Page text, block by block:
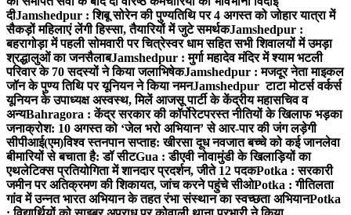
दीJamshedpur : शिबू सोरेन की पुण्यतिथि पर 4 अगस्त को जोहार यात्रा में
सैकड़ों महिलाएं लेंगी हिस्सा, तैयारियों में जुटे समर्थकJamshedpur :
बहरागोड़ा में पहली सोमवारी पर चित्रेस्वर धाम सहित सभी शिवालयों में उमड़ा
श्रद्धालुओं का जनसैलाबJamshedpur : मुर्गा महादेव मंदिर में श्याम भटली
परिवार के 70 सदस्यों ने किया जलाभिषेकJamshedpur : मजदूर नेता माइकल
जॉन के पुण्य तिथि पर यूनियन ने किया नमनJamshedpur टाटा मोटर्स वर्कर्स
यूनियन के उपाध्यक्ष अस्वस्थ, मिलें आजसू पार्टी के केंद्रीय महासचिव व
अन्यBahragora : केंद्र सरकार की कॉर्पोरेटपरस्त नीतियों के खिलाफ भड़का
जनाक्रोश: 10 अगस्त को ‘जेल भरो अभियान’ से आर-पार की जंग लड़ेगी
सीपीआई(एम)विश्व स्तनपान सप्ताह: खीरसा दूध नवजात बच्चे को कई जानलेवा
बीमारियों से बचाता है: डॉ सीटGua : डीएवी नोवामुंडी के खिलाड़ियों का
एथलेटिक्स प्रतियोगिता में शानदार प्रदर्शन, जीते 12 पदकPotka : सरकारी
जमीन पर अतिक्रमण की शिकायत, जांच करने पहुंचे सीओPotka : गीतिलता
गांव में उन्नत भारत अभियान के तहत रंभा संस्थान का स्वच्छता अभियानPotka